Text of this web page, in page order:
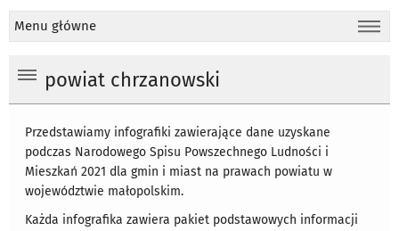
Menu główne
powiat chrzanowski
Przedstawiamy infografiki zawierające dane uzyskane
podczas Narodowego Spisu Powszechnego Ludności i
Mieszkań 2021 dla gmin i miast na prawach powiatu w
województwie małopolskim.
Każda infografika zawiera pakiet podstawowych informacji